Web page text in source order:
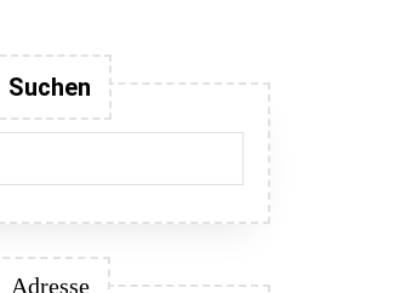
Suchen
Adresse